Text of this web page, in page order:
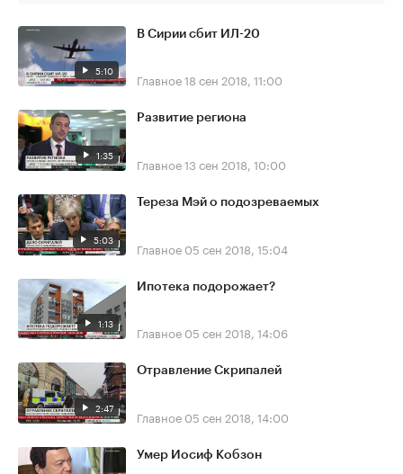
5:10
В Сирии сбит ИЛ-20
Главное18 сен 2018, 11:00
1:35
Развитие региона
Главное13 сен 2018, 10:00
5:03
Тереза Мэй о подозреваемых
Главное 05 сен 2018, 15:04
1:13
Ипотека подорожает?
Главное 05 сен 2018, 14:06
2:47
Отравление Скрипалей
Главное 05 сен 2018, 14:00
Умер Иосиф Кобзон